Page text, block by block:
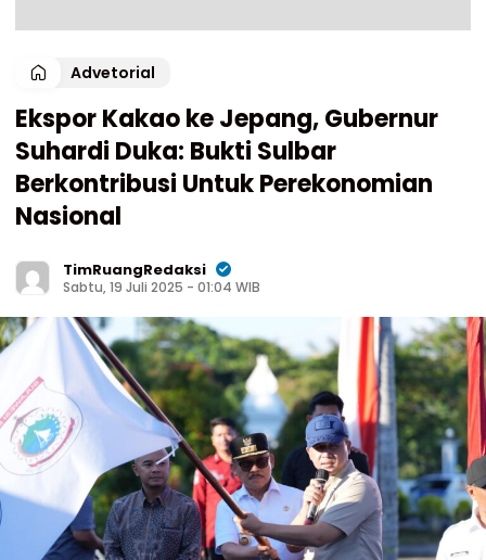
Advetorial
Ekspor Kakao ke Jepang, Gubernur
Suhardi Duka: Bukti Sulbar
Berkontribusi Untuk Perekonomian
Nasional
TimRuangRedaksi
Sabtu, 19 Juli 2025 - 01:04 WIB